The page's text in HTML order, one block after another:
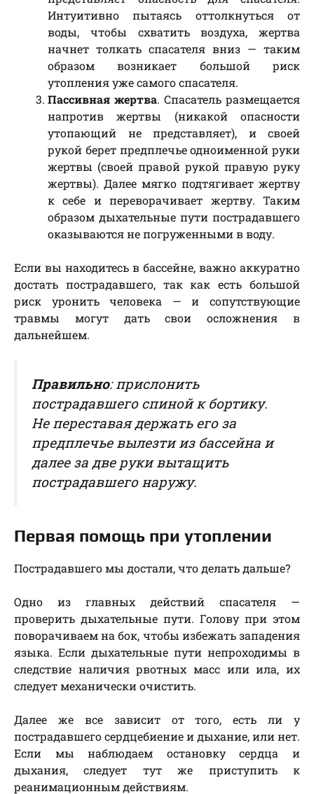
Интуитивно пытаясь оттолкнуться от
воды, чтобы схватить воздуха, жертва
начнет толкать спасателя вниз — таким
образом возникает большой риск
утопления уже самого спасателя.
Пассивная жертва. Спасатель размещается
напротив жертвы (никакой опасности
утопающий не представляет), и своей
рукой берет предплечье одноименной руки
жертвы (своей правой рукой правую руку
жертвы). Далее мягко подтягивает жертву
к себе и переворачивает жертву. Таким
образом дыхательные пути пострадавшего
оказываются не погруженными в воду.
Если вы находитесь в бассейне, важно аккуратно
достать пострадавшего, так как есть большой
риск уронить человека — и сопутствующие
травмы могут дать свои осложнения в
дальнейшем.
Правильно: прислонить
пострадавшего спиной к бортику.
Не переставая держать его за
предплечье вылезти из бассейна и
далее за две руки вытащить
пострадавшего наружу.
Первая помощь при утоплении
Пострадавшего мы достали, что делать дальше?
Одно из главных действий спасателя —
проверить дыхательные пути. Голову при этом
поворачиваем на бок, чтобы избежать западения
языка. Если дыхательные пути непроходимы в
следствие наличия рвотных масс или ила, их
следует механически очистить.
Далее же все зависит от того, есть ли у
пострадавшего сердцебиение и дыхание, или нет.
Если мы наблюдаем остановку сердца и
дыхания, следует тут же приступить к
реанимационным действиям.